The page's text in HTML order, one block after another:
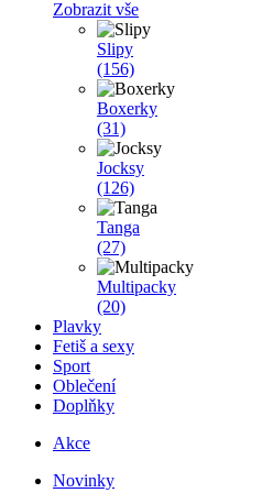
Zobrazit vše
Slipy
(156)
Boxerky
(31)
Jocksy
(126)
Tanga
(27)
Multipacky
(20)
Plavky
Fetiš a sexy
Sport
Oblečení
Doplňky
Akce
Novinky